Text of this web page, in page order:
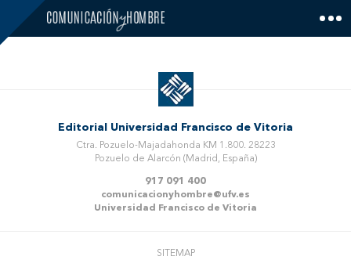
content
Editorial Universidad Francisco de Vitoria
Ctra. Pozuelo-Majadahonda KM 1.800. 28223
Pozuelo de Alarcón (Madrid, España)
917 091 400
comunicacionyhombre@ufv.es
Universidad Francisco de Vitoria
SITEMAP